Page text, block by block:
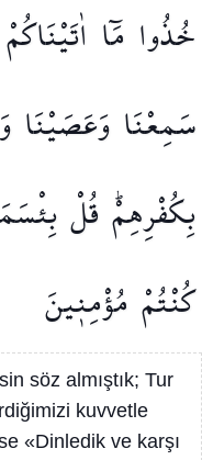
خُذُوا مَٓا اٰتَيْنَاكُمْ
سَمِعْنَا وَعَصَيْنَا
بِكُفْرِهِمْۜ قُلْ
كُنْتُمْ مُؤْمِن۪ينَ
söz almıştık; Tur
kuvvetle
«Dinledik ve karşı